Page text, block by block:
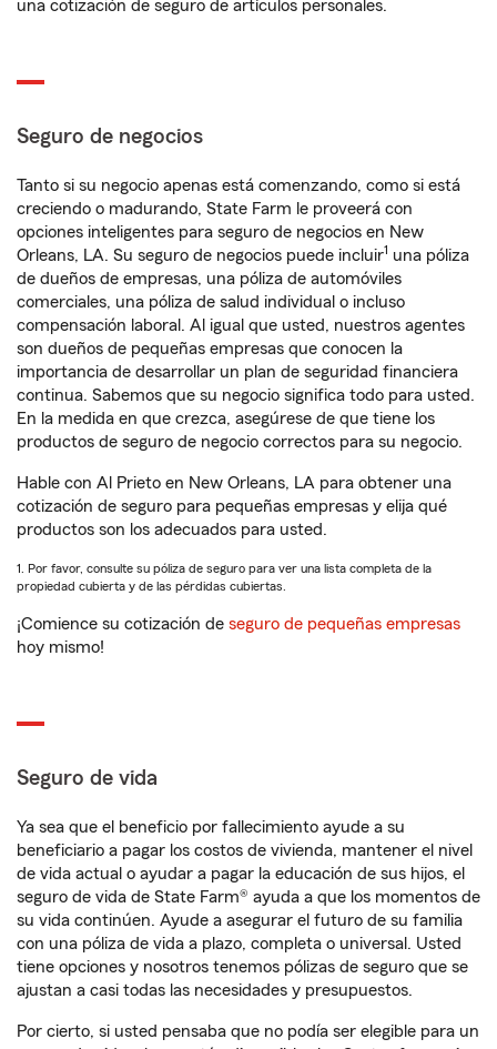
una cotización de seguro de artículos personales.
Seguro de negocios
Tanto si su negocio apenas está comenzando, como si está
creciendo o madurando, State Farm le proveerá con
opciones inteligentes para seguro de negocios en New
Orleans, LA. Su seguro de negocios puede incluir1 una póliza
de dueños de empresas, una póliza de automóviles
comerciales, una póliza de salud individual o incluso
compensación laboral. Al igual que usted, nuestros agentes
son dueños de pequeñas empresas que conocen la
importancia de desarrollar un plan de seguridad financiera
continua. Sabemos que su negocio significa todo para usted.
En la medida en que crezca, asegúrese de que tiene los
productos de seguro de negocio correctos para su negocio.
Hable con Al Prieto en New Orleans, LA para obtener una
cotización de seguro para pequeñas empresas y elija qué
productos son los adecuados para usted.
1. Por favor, consulte su póliza de seguro para ver una lista completa de la
propiedad cubierta y de las pérdidas cubiertas.
¡Comience su cotización de seguro de pequeñas empresas
hoy mismo!
Seguro de vida
Ya sea que el beneficio por fallecimiento ayude a su
beneficiario a pagar los costos de vivienda, mantener el nivel
de vida actual o ayudar a pagar la educación de sus hijos, el
seguro de vida de State Farm® ayuda a que los momentos de
su vida continúen. Ayude a asegurar el futuro de su familia
con una póliza de vida a plazo, completa o universal. Usted
tiene opciones y nosotros tenemos pólizas de seguro que se
ajustan a casi todas las necesidades y presupuestos.
Por cierto, si usted pensaba que no podía ser elegible para un